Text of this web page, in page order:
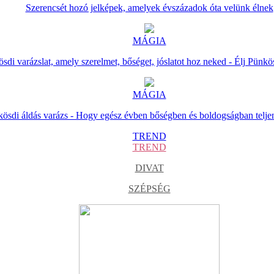
Szerencsét hozó jelképek, amelyek évszázadok óta velünk élnek
MÁGIA
varázslat, amely szerelmet, bőséget, jóslatot hoz neked - Élj
MÁGIA
áldás varázs - Hogy egész évben bőségben és boldogságban
TREND
TREND
DIVAT
SZÉPSÉG